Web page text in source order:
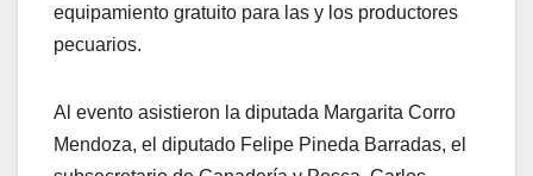
equipamiento gratuito para las y los productores
pecuarios.
Al evento asistieron la diputada Margarita Corro
Mendoza, el diputado Felipe Pineda Barradas, el